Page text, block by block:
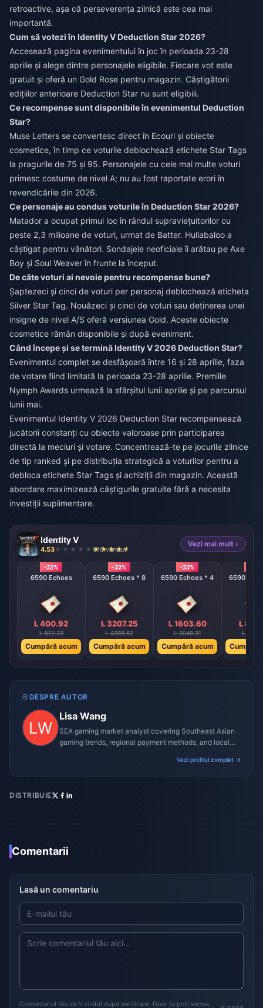
retroactive, așa că perseverența zilnică este cea mai
importantă.
Cum să votezi în Identity V Deduction Star 2026?
Accesează pagina evenimentului în joc în perioada 23-28
aprilie și alege dintre personajele eligibile. Fiecare vot este
gratuit și oferă un Gold Rose pentru magazin. Câștigătorii
edițiilor anterioare Deduction Star nu sunt eligibili.
Ce recompense sunt disponibile în evenimentul Deduction
Star?
Muse Letters se convertesc direct în Ecouri și obiecte
cosmetice, în timp ce voturile deblochează etichete Star Tags
la pragurile de 75 și 95. Personajele cu cele mai multe voturi
primesc costume de nivel A; nu au fost raportate erori în
revendicările din 2026.
Ce personaje au condus voturile în Deduction Star 2026?
Matador a ocupat primul loc în rândul supraviețuitorilor cu
peste 2,3 milioane de voturi, urmat de Batter. Hullabaloo a
câștigat pentru vânători. Sondajele neoficiale îi arătau pe Axe
Boy și Soul Weaver în frunte la început.
De câte voturi ai nevoie pentru recompense bune?
Șaptezeci și cinci de voturi per personaj deblochează eticheta
Silver Star Tag. Nouăzeci și cinci de voturi sau deținerea unei
insigne de nivel A/S oferă versiunea Gold. Aceste obiecte
cosmetice rămân disponibile și după eveniment.
Când începe și se termină Identity V 2026 Deduction Star?
Evenimentul complet se desfășoară între 16 și 28 aprilie, faza
de votare fiind limitată la perioada 23-28 aprilie. Premiile
Nymph Awards urmează la sfârșitul lunii aprilie și pe parcursul
lunii mai.
Evenimentul Identity V 2026 Deduction Star recompensează
jucătorii constanți cu obiecte valoroase prin participarea
directă la meciuri și votare. Concentrează-te pe jocurile zilnice
de tip ranked și pe distribuția strategică a voturilor pentru a
debloca etichete Star Tags și achiziții din magazin. Această
abordare maximizează câștigurile gratuite fără a necesita
investiții suplimentare.
Identity V
4.53 916 vândut
Vezi mai mult ›
-22%
6590 Echoes
L 400.92
L 512.33
Cumpără acum
-22%
6590 Echoes * 8
L 3207.25
L 4098.62
Cumpără acum
-22%
6590 Echoes * 4
L 1603.60
L 2049.31
Cumpără acum
6590
L
L
Cumpără
DESPRE AUTOR
Lisa Wang
SEA gaming market analyst covering Southeast Asian
gaming trends, regional payment methods, and local
Vezi profilul complet →
DISTRIBUIE
Comentarii
Lasă un comentariu
Comentariul tău va fi vizibil după verificare. Doar tu poți vedea